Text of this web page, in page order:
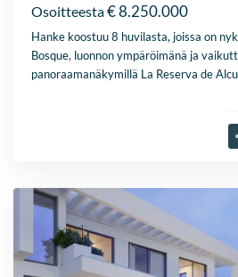
Osoitteesta€ 8.250.000
Hanke koostuu 8 huvilasta, joissa on
Bosque, luonnon ympäröimänä ja
panoraamanäkymillä La Reserva de